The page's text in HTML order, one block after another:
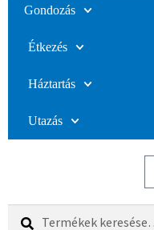
Gondozás
Étkezés
Háztartás
Utazás
Keresés